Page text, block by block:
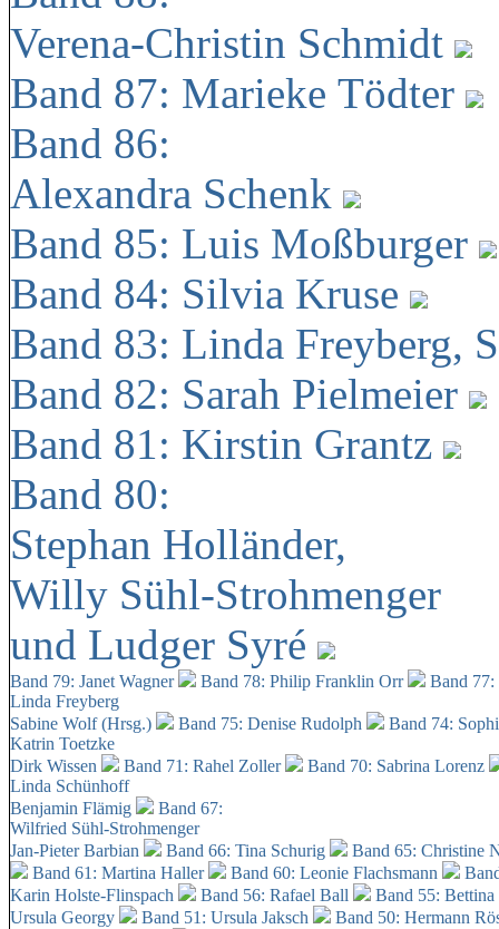
Verena-Christin Schmidt
Band 87: Marieke Tödter
Band 86:
Alexandra Schenk
Band 85: Luis Moßburger
Band 84: Silvia Kruse
Band 83: Linda Freyberg,
Band 82: Sarah Pielmeier
Band 81: Kirstin Grantz
Band 80:
Stephan Holländer,
Willy Sühl-Strohmenger
und Ludger Syré
Band 79: Janet Wagner Band 78: Philip Franklin Orr
Band
Linda Freyberg
Sabine Wolf (Hrsg.)
Band 75: Denise Rudolph
Band 74:
Katrin Toetzke
Dirk Wissen
Band 71: Rahel Zoller
Band 70: Sabrina Lorenz
Linda Schünhoff
Benjamin Flämig
Band 67:
Wilfried Sühl-Strohmenger
Jan-Pieter Barbian
Band 66: Tina Schurig
Band 65: Christine
Band 61: Martina Haller
Band 60: Leonie Flachsmann
Karin Holste-Flinspach
Band 56: Rafael Ball
Band 55:
Ursula Georgy
Band 51: Ursula Jaksch Band 50: Hermann